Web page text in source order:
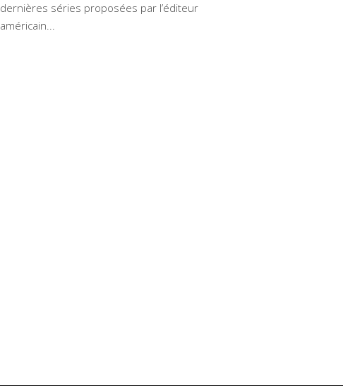
dernières séries proposées par l’éditeur
américain...